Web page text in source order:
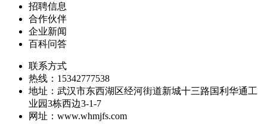
招聘信息
合作伙伴
企业新闻
百科问答
联系方式
热线：15342777538
地址：武汉市东西湖区经河街道新城十三路国利华通工
业园3栋西边3-1-7
网址：www.whmjfs.com